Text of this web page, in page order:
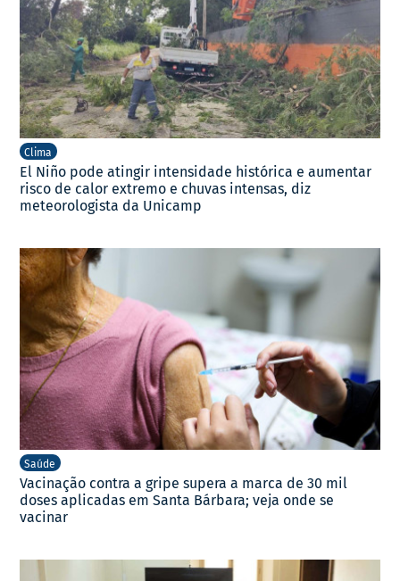
Clima
El Niño pode atingir intensidade histórica e aumentar
risco de calor extremo e chuvas intensas, diz
meteorologista da Unicamp
Saúde
Vacinação contra a gripe supera a marca de 30 mil
doses aplicadas em Santa Bárbara; veja onde se
vacinar